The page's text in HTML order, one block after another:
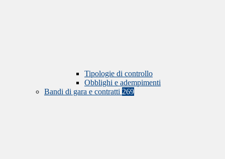
Tipologie di controllo
Obblighi e adempimenti
Bandi di gara e contratti 269